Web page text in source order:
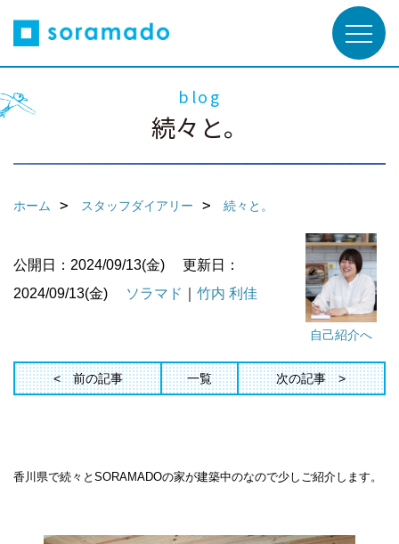
blog
続々と。
ホーム スタッフダイアリー 続々と。
自己紹介へ
公開日：2024/09/13(金)
更新日：
2024/09/13(金)
ソラマド 竹内 利佳
前の記事 一覧 次の記事
香川県で続々とSORAMADOの家が建築中のなので少しご紹介します。